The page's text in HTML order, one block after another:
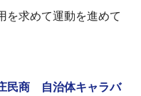
を求めて運動を進めて
民商 自治体キャラバ